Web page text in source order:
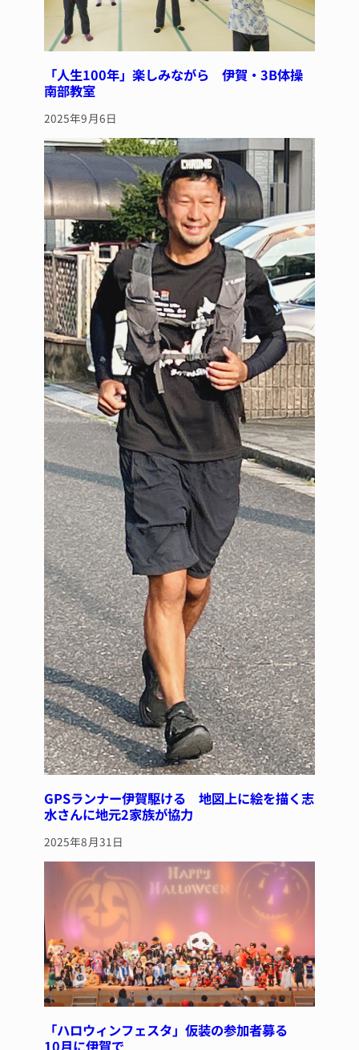
「人生100年」楽しみながら 伊賀・3B体操
南部教室
2025年9月6日
GPSランナー伊賀駆ける 地図上に絵を描く志
水さんに地元2家族が協力
2025年8月31日
「ハロウィンフェスタ」仮装の参加者募る
10月に伊賀で